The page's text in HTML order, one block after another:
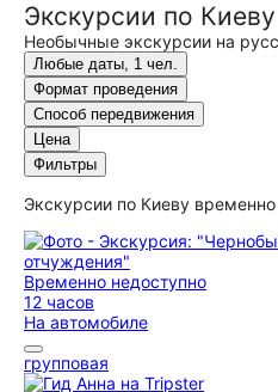
Экскурсии по Киеву
Необычные экскурсии на
Любые даты, 1 чел.
Формат проведения
Способ передвижения
Цена
Фильтры
Экскурсии по Киеву
Временно недоступно
12 часов
На автомобиле
групповая